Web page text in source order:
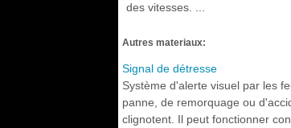
des vitesses. ...
Autres materiaux:
Signal de détresse
Système d'alerte visuel par les
panne, de remorquage ou
clignotent. Il peut fonctionner